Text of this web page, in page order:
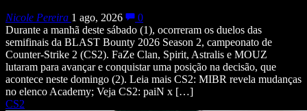
Nicole Pereira 1 ago, 2026
0
Durante a manhã deste sábado (1), ocorreram os duelos das
semifinais da BLAST Bounty 2026 Season 2, campeonato de
Counter-Strike 2 (CS2). FaZe Clan, Spirit, Astralis e MOUZ
lutaram para avançar e conquistar uma posição na decisão, que
acontece neste domingo (2). Leia mais CS2: MIBR revela mudanças
no elenco Academy; Veja CS2: paiN x […]
CS2